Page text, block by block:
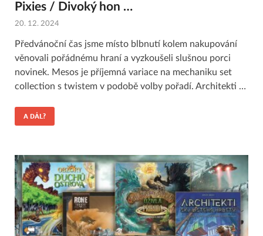
Pixies / Divoký hon …
20. 12. 2024
Předvánoční čas jsme místo blbnutí kolem nakupování
věnovali pořádnému hraní a vyzkoušeli slušnou porci
novinek. Mesos je příjemná variace na mechaniku set
collection s twistem v podobě volby pořadí. Architekti …
A DÁL?